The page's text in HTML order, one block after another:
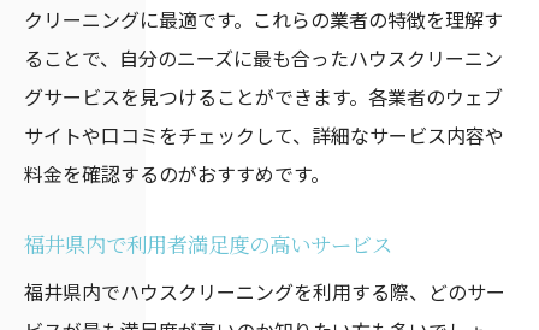
クリーニングに最適です。これらの業者の特徴を理解す
ることで、自分のニーズに最も合ったハウスクリーニン
グサービスを見つけることができます。各業者のウェブ
サイトや口コミをチェックして、詳細なサービス内容や
料金を確認するのがおすすめです。
福井県内で利用者満足度の高いサービス
福井県内でハウスクリーニングを利用する際、どのサー